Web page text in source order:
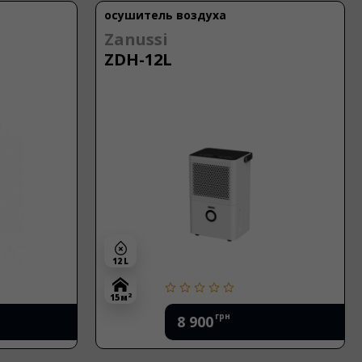
осушитель воздуха
Zanussi
ZDH-12L
8 900 грн
12 L
15 м 2